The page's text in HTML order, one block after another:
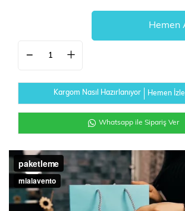
Kargom Nasıl Hazırlanıyor Hemen İzle
Whatsapp ile Sipariş Ver